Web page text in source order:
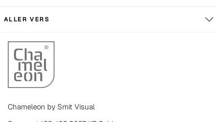
ALLER VERS
Chameleon by Smit Visual